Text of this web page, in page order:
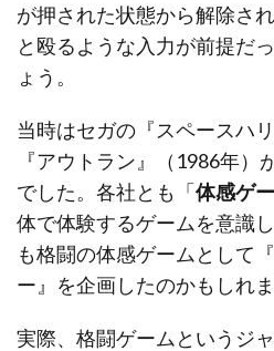
が押された状態から解除さ
と殴るような入力が前提だ
ょう。
当時はセガの『スペースハ
『アウトラン』（1986年
でした。各社とも「体感ゲ
体で体験するゲームを意識
も格闘の体感ゲームとして
ー』を企画したのかもしれま
実際、格闘ゲームというジ